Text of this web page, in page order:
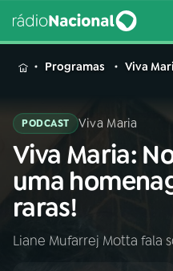
MENU
Buscar
na
Rádio
Nacional
AO
Programas Viva
PODCAST Viva Maria
Viva Maria:
uma
raras!
Liane Mufarrej Motta fala